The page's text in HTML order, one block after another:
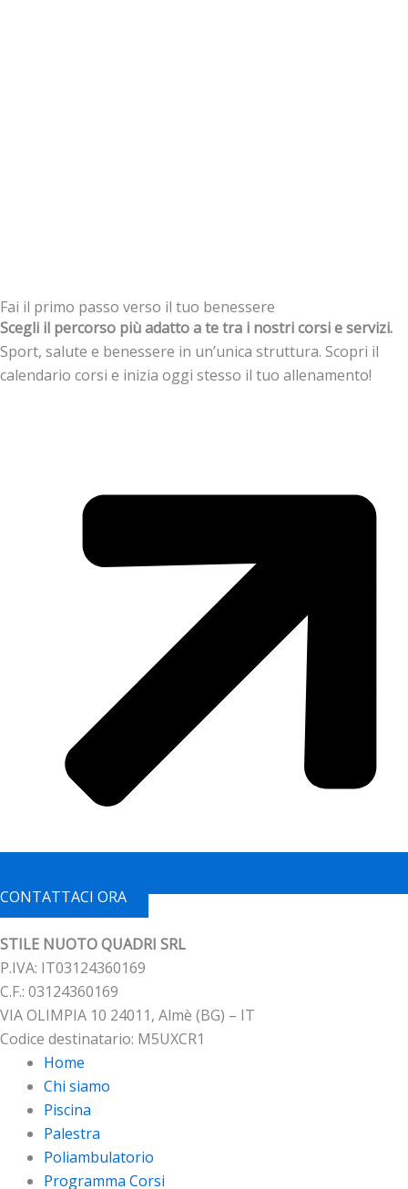
Fai il primo passo verso il tuo benessere
Scegli il percorso più adatto a te tra i nostri corsi e servizi.
Sport, salute e benessere in un’unica struttura. Scopri il
calendario corsi e inizia oggi stesso il tuo allenamento!
CONTATTACI ORA
STILE NUOTO QUADRI SRL
P.IVA: IT03124360169
C.F.: 03124360169
VIA OLIMPIA 10 24011, Almè (BG) – IT
Codice destinatario: M5UXCR1
Home
Chi siamo
Piscina
Palestra
Poliambulatorio
Programma Corsi